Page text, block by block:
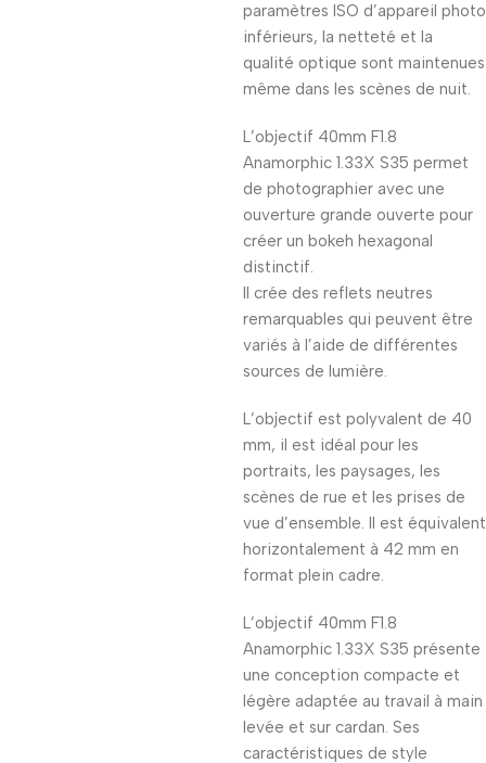
paramètres ISO d’appareil photo
inférieurs, la netteté et la
qualité optique sont maintenues
même dans les scènes de nuit.
L’objectif 40mm F1.8
Anamorphic 1.33X S35 permet
de photographier avec une
ouverture grande ouverte pour
créer un bokeh hexagonal
distinctif.
Il crée des reflets neutres
remarquables qui peuvent être
variés à l’aide de différentes
sources de lumière.
L’objectif est polyvalent de 40
mm, il est idéal pour les
portraits, les paysages, les
scènes de rue et les prises de
vue d’ensemble. Il est équivalent
horizontalement à 42 mm en
format plein cadre.
L’objectif 40mm F1.8
Anamorphic 1.33X S35 présente
une conception compacte et
légère adaptée au travail à main
levée et sur cardan. Ses
caractéristiques de style